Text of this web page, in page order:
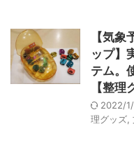
【気
ップ】
テム。
【整
2022/
理グッズ,